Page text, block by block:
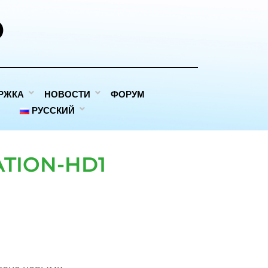
НОВОСТИ
ФОРУМ
РУССКИЙ
HD1